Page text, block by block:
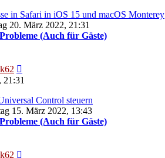
in Safari in iOS 15 und macOS Monterey
20. März 2022, 21:31
(Auch für Gäste)
Beitrag
21:31
Control steuern
15. März 2022, 13:43
(Auch für Gäste)